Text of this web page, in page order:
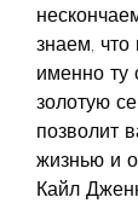
знаем,
именно ту
золотую
позволит
жизнью и
Кайл